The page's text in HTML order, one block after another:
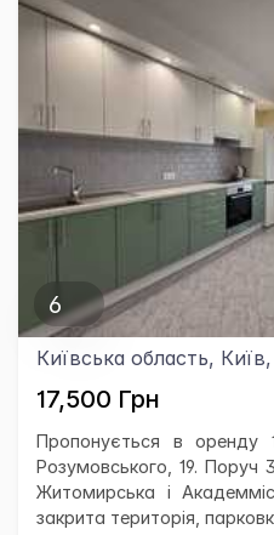
6
Київська область,
17,500 Грн
Пропонується в оренду
Розумовського, 19. Поруч
Житомирська і
закрита територія,